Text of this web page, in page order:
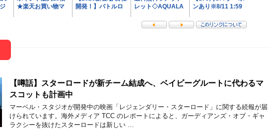
【噂話】スターロードが新チーム結成へ、ベイビーグルートに代わるマ
スコットも計画中
マーベル・スタジオが開発中の映画「レジェンダリー・スターロード」に関する続報が届
けられています。海外メディア TCC のレポートによると、ガーディアンズ・オブ・ギャ
ラクシーを抜けたスターロードは新しい …